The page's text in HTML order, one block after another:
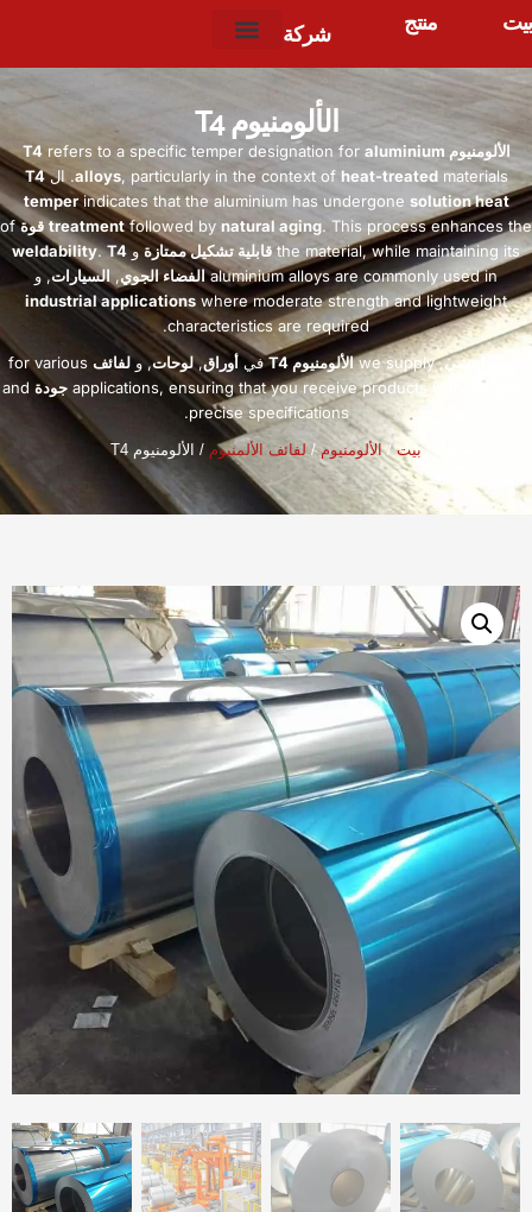
بيت منتج شركة
الألومنيوم T4
الألومنيوم T4 refers to a specific temper designation for aluminium
alloys, particularly in the context of heat-treated materials . الT4
temper indicates that the aluminium has undergone solution heat
treatment followed by natural aging.This process enhances the قوة of
the material,while maintaining its قابلية تشكيل ممتازةو weldability.T4
aluminium alloys are commonly used in الفضاء الجوي,السيارات, و
industrial applications where moderate strength and lightweight
characteristics are required
.
يوانتشي,
we supply الألومنيوم T4 فيأوراق,لوحات, ولفائف for various
applications,ensuring that you receive products with superior جودة and
precise specifications
.
بيت/الألومنيوم/لفائف الألمنيوم / الألومنيوم T4